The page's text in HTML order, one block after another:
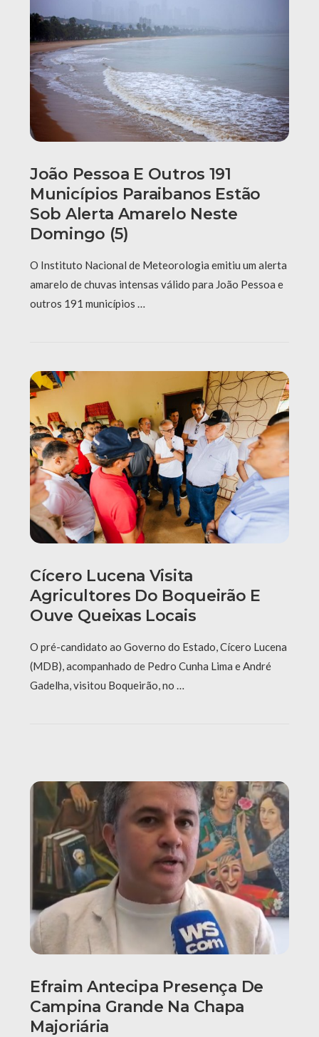
João Pessoa E Outros 191
Municípios Paraibanos Estão
Sob Alerta Amarelo Neste
Domingo (5)
O Instituto Nacional de Meteorologia emitiu um alerta
amarelo de chuvas intensas válido para João Pessoa e
outros 191 municípios …
Cícero Lucena Visita
Agricultores Do Boqueirão E
Ouve Queixas Locais
O pré-candidato ao Governo do Estado, Cícero Lucena
(MDB), acompanhado de Pedro Cunha Lima e André
Gadelha, visitou Boqueirão, no …
Efraim Antecipa Presença De
Campina Grande Na Chapa
Majoriária